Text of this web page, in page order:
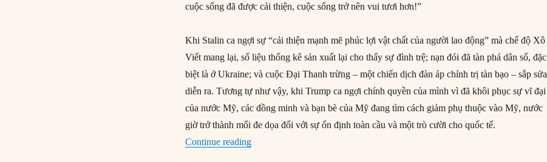
cuộc sống đã được cải thiện, cuộc sống trở nên vui tươi hơn!”
Khi Stalin ca ngợi sự “cải thiện mạnh mẽ phúc lợi vật chất của người lao động” mà chế độ Xô
Viết mang lại, số liệu thống kê sản xuất lại cho thấy sự đình trệ; nạn đói đã tàn phá dân số, đặc
biệt là ở Ukraine; và cuộc Đại Thanh trừng – một chiến dịch đàn áp chính trị tàn bạo – sắp sửa
diễn ra. Tương tự như vậy, khi Trump ca ngợi chính quyền của mình vì đã khôi phục sự vĩ đại
của nước Mỹ, các đồng minh và bạn bè của Mỹ đang tìm cách giảm phụ thuộc vào Mỹ, nước
giờ trở thành mối đe dọa đối với sự ổn định toàn cầu và một trò cười cho quốc tế.
Continue reading“Đồng chí Trump”